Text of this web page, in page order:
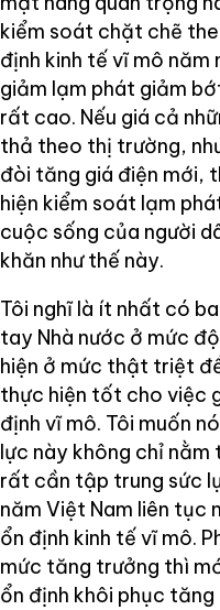
kiểm soát chặt chẽ
định kinh tế vĩ mô
giảm lạm phát giảm
rất cao. Nếu giá cả
thả theo thị trường,
đòi tăng giá điện mới,
hiện kiểm soát lạm
cuộc sống của người
khăn như thế này.
Tôi nghĩ là ít nhất có
tay Nhà nước ở mức
hiện ở mức thật triệt
thực hiện tốt cho việc
định vĩ mô. Tôi muốn
lực này không chỉ nằm
rất cần tập trung sức
năm Việt Nam liên tục
ổn định kinh tế vĩ mô.
mức tăng trưởng thì
ổn định khôi phục